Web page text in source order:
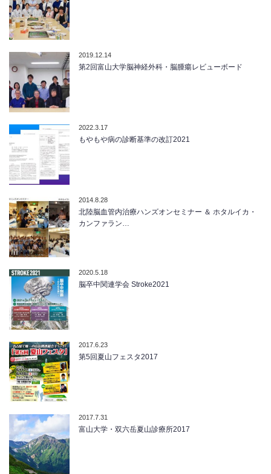
2019.12.14
第2回富山大学脳神経外科・脳腫瘍レビューボード
2022.3.17
もやもや病の診断基準の改訂2021
2014.8.28
北陸脳血管内治療ハンズオンセミナー ＆ ホタルイカ・
カンファラン…
2020.5.18
脳卒中関連学会 Stroke2021
2017.6.23
第5回夏山フェスタ2017
2017.7.31
富山大学・双六岳夏山診療所2017